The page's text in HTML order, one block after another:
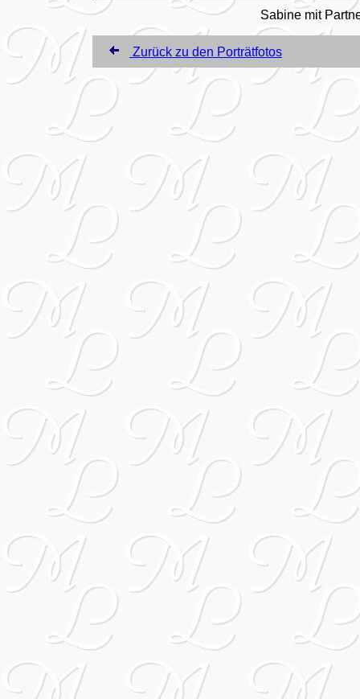
Sabine mit
Zurück zu den Porträtfotos